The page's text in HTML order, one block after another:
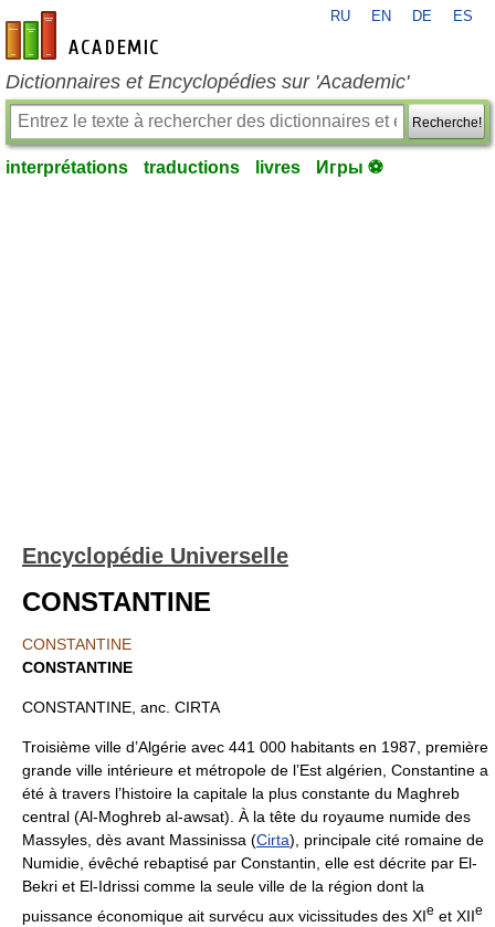
fr-academic.com
RU EN DE ES
Dictionnaires et Encyclopédies sur 'Academic'
Recherche!
interprétations traductions livres Игры ⚽
Encyclopédie Universelle
CONSTANTINE
CONSTANTINE
CONSTANTINE
CONSTANTINE, anc. CIRTA
Troisième ville d’Algérie avec 441 000 habitants en 1987, première
grande ville intérieure et métropole de l’Est algérien, Constantine a
été à travers l’histoire la capitale la plus constante du Maghreb
central (Al-Moghreb al-awsat). À la tête du royaume numide des
Massyles, dès avant Massinissa (Cirta), principale cité romaine de
Numidie, évêché rebaptisé par Constantin, elle est décrite par El-
Bekri et El-Idrissi comme la seule ville de la région dont la
puissance économique ait survécu aux vicissitudes des XIe et XIIe